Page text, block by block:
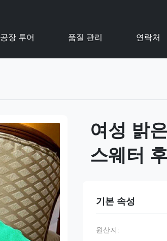
공장 투어 품질 관리 연락처
여성 밝
스웨터
기본 속성
원산지: